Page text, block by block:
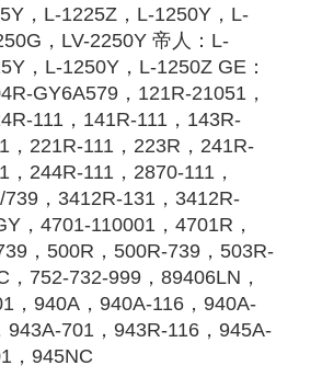
，L-1225Z，L-1250Y，L-
，LV-2250Y 帝人：L-
，L-1250Y，L-1250Z GE：
GY6A579，121R-21051，
111，141R-111，143R-
，221R-111，223R，241R-
，244R-111，2870-111，
，3412R-131，3412R-
，4701-110001，4701R，
，500R，500R-739，503R-
，752-732-999，89406LN，
，940A，940A-116，940A-
943A-701，943R-116，945A-
，945NC